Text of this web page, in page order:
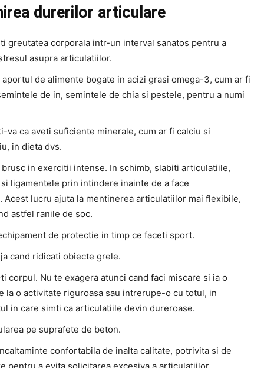
durerilor articulare
greutatea corporala intr-un interval sanatos pentru a
asupra articulatiilor.
de alimente bogate in acizi grasi omega-3, cum ar fi
de in, semintele de chia si pestele, pentru a numi
va ca aveti suficiente minerale, cum ar fi calciu si
in dieta dvs.
in exercitii intense. In schimb, slabiti articulatiile,
ligamentele prin intindere inainte de a face
Acest lucru ajuta la mentinerea articulatiilor mai flexibile,
astfel ranile de soc.
de protectie in timp ce faceti sport.
cand ridicati obiecte grele.
corpul. Nu te exagera atunci cand faci miscare si ia o
la o activitate riguroasa sau intrerupe-o cu totul, in
in care simti ca articulatiile devin dureroase.
pe suprafete de beton.
confortabila de inalta calitate, potrivita si de